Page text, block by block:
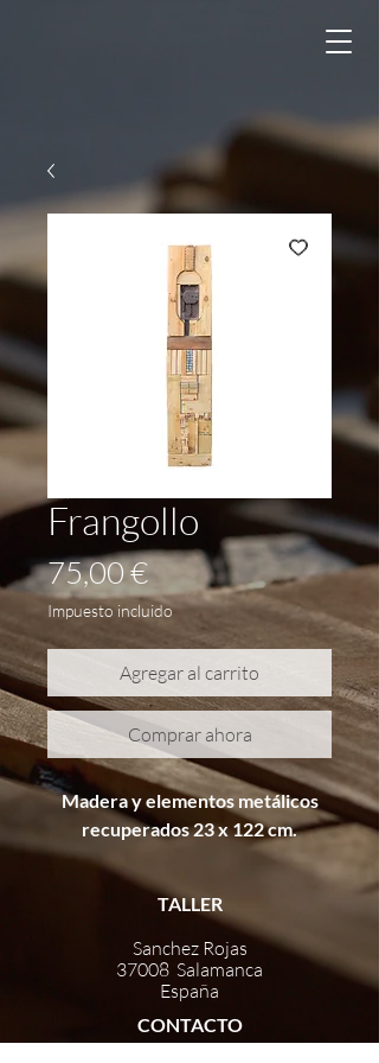
Frangollo
75,00 €Precio
Impuesto incluido
Agregar al carrito
Comprar ahora
Madera y elementos metálicos
recuperados 23 x 122 cm.
TALLER
Sanchez Rojas
37008 Salamanca
España
CONTACTO